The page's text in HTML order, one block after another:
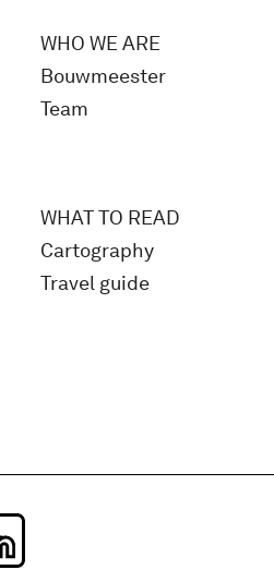
WHO WE ARE
Bouwmeester
Team
WHAT TO READ
Cartography
Travel guide